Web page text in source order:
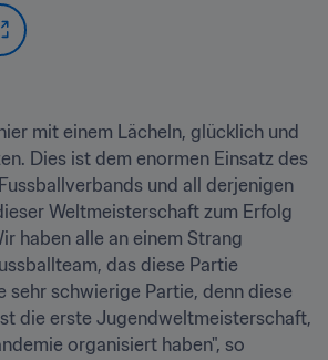
mit einem Lächeln, glücklich und
Dies ist dem enormen Einsatz des
und all derjenigen
Weltmeisterschaft zum Erfolg
haben alle an einem Strang
das diese Partie
sehr schwierige Partie, denn diese
die erste Jugendweltmeisterschaft,
organisiert haben", so